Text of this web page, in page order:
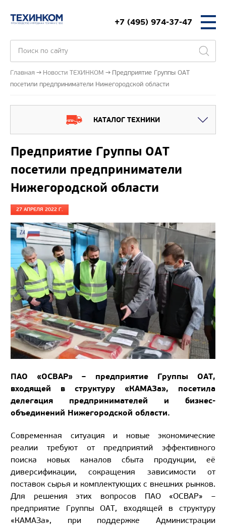
+7 (495) 974-37-47
Главная Новости ТЕХИНКОМ
Предприятие Группы ОАТ
посетили предприниматели Нижегородской области
КАТАЛОГ ТЕХНИКИ
Предприятие Группы ОАТ
посетили предприниматели
Нижегородской области
27 АПРЕЛЯ 2022 Г.
ПАО «ОСВАР» – предприятие Группы ОАТ,
входящей в структуру «КАМАЗа», посетила
делегация предпринимателей и бизнес-
объединений Нижегородской области.
Современная ситуация и новые экономические
реалии требуют от предприятий эффективного
поиска новых каналов сбыта продукции, её
диверсификации, сокращения зависимости от
поставок сырья и комплектующих с внешних рынков.
Для решения этих вопросов ПАО «ОСВАР» –
предприятие Группы ОАТ, входящей в структуру
«КАМАЗа», при поддержке Администрации